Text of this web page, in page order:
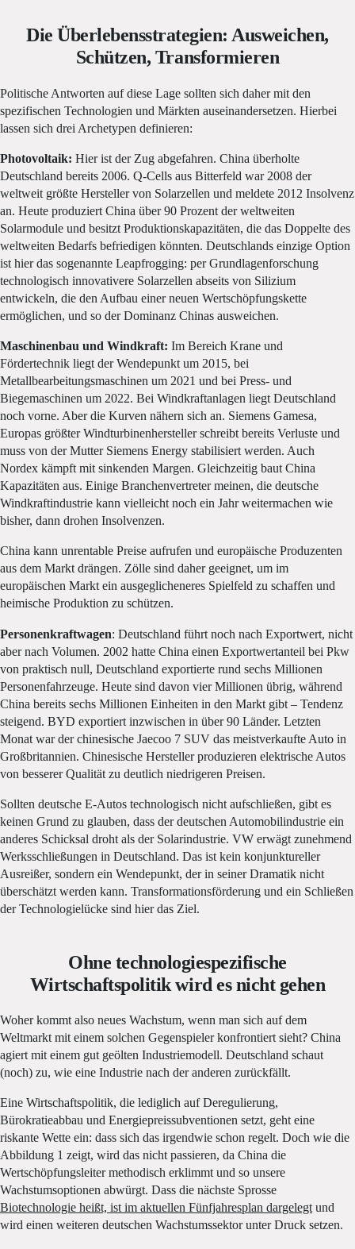
Die Überlebensstrategien: Ausweichen,
Schützen, Transformieren
Politische Antworten auf diese Lage sollten sich daher mit den
spezifischen Technologien und Märkten auseinandersetzen. Hierbei
lassen sich drei Archetypen definieren:
Photovoltaik: Hier ist der Zug abgefahren. China überholte
Deutschland bereits 2006. Q-Cells aus Bitterfeld war 2008 der
weltweit größte Hersteller von Solarzellen und meldete 2012 Insolvenz
an. Heute produziert China über 90 Prozent der weltweiten
Solarmodule und besitzt Produktionskapazitäten, die das Doppelte des
weltweiten Bedarfs befriedigen könnten. Deutschlands einzige Option
ist hier das sogenannte Leapfrogging: per Grundlagenforschung
technologisch innovativere Solarzellen abseits von Silizium
entwickeln, die den Aufbau einer neuen Wertschöpfungskette
ermöglichen, und so der Dominanz Chinas ausweichen.
Maschinenbau und Windkraft: Im Bereich Krane und
Fördertechnik liegt der Wendepunkt um 2015, bei
Metallbearbeitungsmaschinen um 2021 und bei Press- und
Biegemaschinen um 2022. Bei Windkraftanlagen liegt Deutschland
noch vorne. Aber die Kurven nähern sich an. Siemens Gamesa,
Europas größter Windturbinenhersteller schreibt bereits Verluste und
muss von der Mutter Siemens Energy stabilisiert werden. Auch
Nordex kämpft mit sinkenden Margen. Gleichzeitig baut China
Kapazitäten aus. Einige Branchenvertreter meinen, die deutsche
Windkraftindustrie kann vielleicht noch ein Jahr weitermachen wie
bisher, dann drohen Insolvenzen.
China kann unrentable Preise aufrufen und europäische Produzenten
aus dem Markt drängen. Zölle sind daher geeignet, um im
europäischen Markt ein ausgeglicheneres Spielfeld zu schaffen und
heimische Produktion zu schützen.
Personenkraftwagen: Deutschland führt noch nach Exportwert, nicht
aber nach Volumen. 2002 hatte China einen Exportwertanteil bei Pkw
von praktisch null, Deutschland exportierte rund sechs Millionen
Personenfahrzeuge. Heute sind davon vier Millionen übrig, während
China bereits sechs Millionen Einheiten in den Markt gibt – Tendenz
steigend. BYD exportiert inzwischen in über 90 Länder. Letzten
Monat war der chinesische Jaecoo 7 SUV das meistverkaufte Auto in
Großbritannien. Chinesische Hersteller produzieren elektrische Autos
von besserer Qualität zu deutlich niedrigeren Preisen.
Sollten deutsche E-Autos technologisch nicht aufschließen, gibt es
keinen Grund zu glauben, dass der deutschen Automobilindustrie ein
anderes Schicksal droht als der Solarindustrie. VW erwägt zunehmend
Werksschließungen in Deutschland. Das ist kein konjunktureller
Ausreißer, sondern ein Wendepunkt, der in seiner Dramatik nicht
überschätzt werden kann. Transformationsförderung und ein Schließen
der Technologielücke sind hier das Ziel.
Ohne technologiespezifische
Wirtschaftspolitik wird es nicht gehen
Woher kommt also neues Wachstum, wenn man sich auf dem
Weltmarkt mit einem solchen Gegenspieler konfrontiert sieht? China
agiert mit einem gut geölten Industriemodell. Deutschland schaut
(noch) zu, wie eine Industrie nach der anderen zurückfällt.
Eine Wirtschaftspolitik, die lediglich auf Deregulierung,
Bürokratieabbau und Energiepreissubventionen setzt, geht eine
riskante Wette ein: dass sich das irgendwie schon regelt. Doch wie die
Abbildung 1 zeigt, wird das nicht passieren, da China die
Wertschöpfungsleiter methodisch erklimmt und so unsere
Wachstumsoptionen abwürgt. Dass die nächste Sprosse
Biotechnologie heißt, ist im aktuellen Fünfjahresplan dargelegtund
wird einen weiteren deutschen Wachstumssektor unter Druck setzen.